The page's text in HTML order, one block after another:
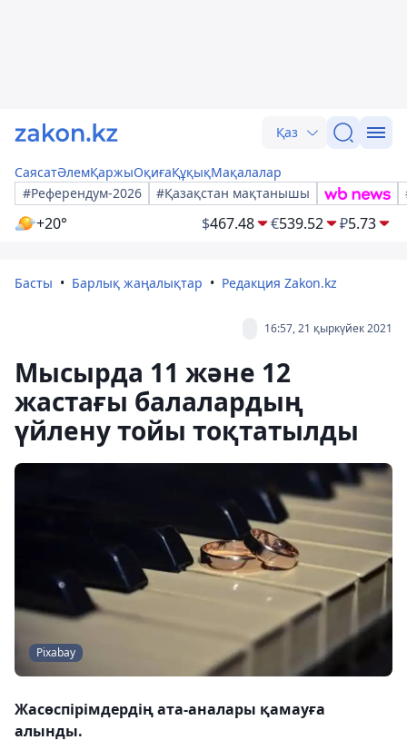
Қаз
СаясатӘлемҚаржыОқиғаҚұқықМақалалар
#Референдум-2026
#Қазақстан мақтанышы
+20° $467.48 €539.52 ₽5.73
Басты Барлық жаңалықтар Редакция Zakon.kz
16:57, 21 қыркүйек 2021
Мысырда 11 және 12
жастағы балалардың
үйлену тойы тоқтатылды
Pixabay
Жасөспірімдердің ата-аналары қамауға
алынды.